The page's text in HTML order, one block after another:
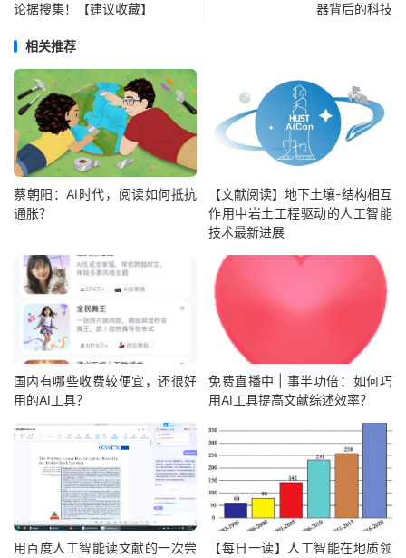
论据搜集！【建议收藏】
器背后的科技
相关推荐
蔡朝阳：AI时代，阅读如何抵抗
通胀？
【文献阅读】地下土壤-结构相互
作用中岩土工程驱动的人工智能
技术最新进展
国内有哪些收费较便宜，还很好
用的AI工具？
免费直播中 | 事半功倍：如何巧
用AI工具提高文献综述效率？
用百度人工智能读文献的一次尝
【每日一读】人工智能在地质领